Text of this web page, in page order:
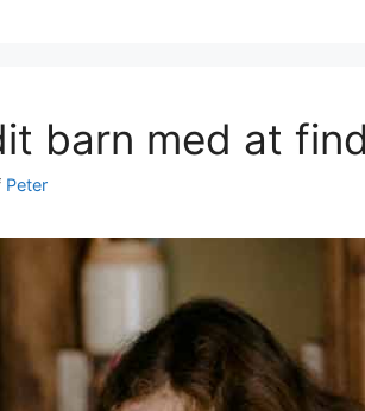
barn med at
Peter